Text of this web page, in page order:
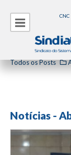
CNC
Todos os Posts
Notícias -